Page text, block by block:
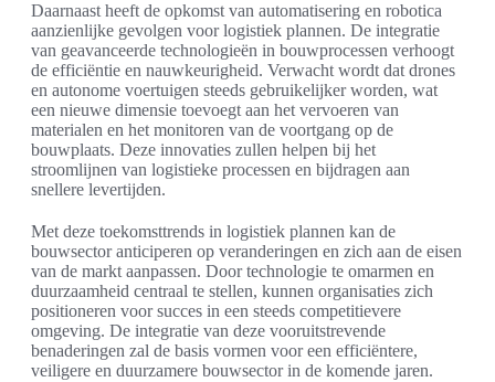
Daarnaast heeft de opkomst van automatisering en robotica
aanzienlijke gevolgen voor logistiek plannen. De integratie
van geavanceerde technologieën in bouwprocessen verhoogt
de efficiëntie en nauwkeurigheid. Verwacht wordt dat drones
en autonome voertuigen steeds gebruikelijker worden, wat
een nieuwe dimensie toevoegt aan het vervoeren van
materialen en het monitoren van de voortgang op de
bouwplaats. Deze innovaties zullen helpen bij het
stroomlijnen van logistieke processen en bijdragen aan
snellere levertijden.
Met deze toekomsttrends in logistiek plannen kan de
bouwsector anticiperen op veranderingen en zich aan de eisen
van de markt aanpassen. Door technologie te omarmen en
duurzaamheid centraal te stellen, kunnen organisaties zich
positioneren voor succes in een steeds competitievere
omgeving. De integratie van deze vooruitstrevende
benaderingen zal de basis vormen voor een efficiëntere,
veiligere en duurzamere bouwsector in de komende jaren.